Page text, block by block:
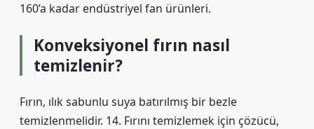
160’a kadar endüstriyel fan ürünleri.
Konveksiyonel fırın nasıl
temizlenir?
Fırın, ılık sabunlu suya batırılmış bir bezle
temizlenmelidir. 14. Fırını temizlemek için çözücü,